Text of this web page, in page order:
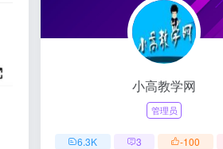
小高教学网
管理员
6.3K 3 -100